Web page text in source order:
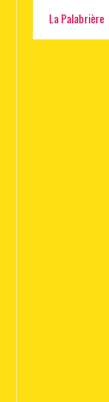
La Palabrière